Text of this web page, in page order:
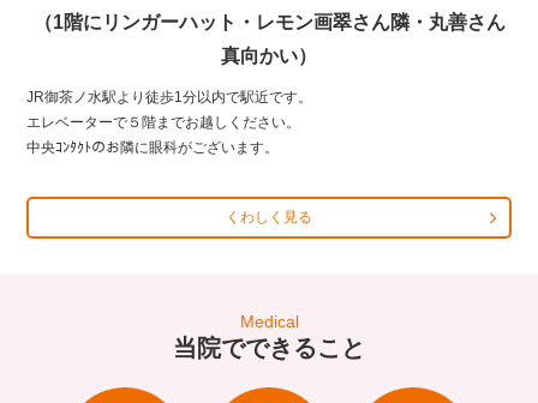
（1階にリンガーハット・レモン画翠さん隣・丸善さん
真向かい）
JR御茶ノ水駅より徒歩1分以内で駅近です。
エレベーターで５階までお越しください。
中央ｺﾝﾀｸﾄのお隣に眼科がございます。
くわしく見る
当院でできること
Medical